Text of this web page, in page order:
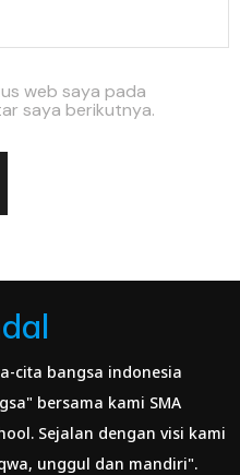
web saya pada
saya berikutnya.
cita bangsa indonesia
bersama kami SMA
Sejalan dengan visi kami
unggul dan mandiri".